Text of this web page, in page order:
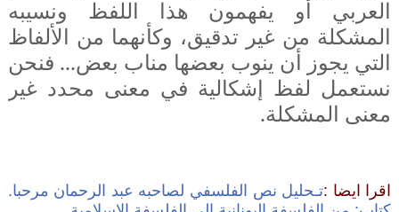
العربي أو يفهمون هذا اللفظ ونسيبه
المشكلة من غير تدقيق، وكأنهما من الألفاظ
التي يجوز أن ينوب بعضها مناب بعض... فنحن
نستعمل لفظ إشكالية في معنى محدد غير
معنى المشكلة.
اقرا ايضا :